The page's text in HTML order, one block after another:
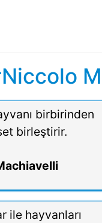
birbirinden
birleştirir.
ile hayvanları